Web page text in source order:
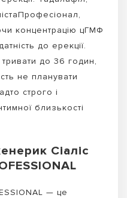
концентрацію цГМФ
до ерекції.
до 36 годин,
не планувати
строго і
близькості
Сіаліс
— це